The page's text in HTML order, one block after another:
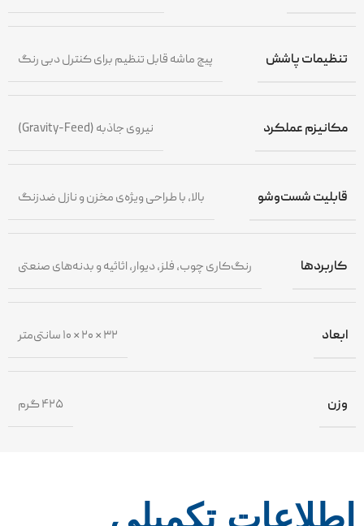
تنظیمات پاشش پیچ ماشه قابل تنظیم برای کنترل دبی رنگ
مکانیزم عملکرد نیروی جاذبه (Gravity-Feed)
قابلیت شست‌وشو بالا، با طراحی ویژه‌ی مخزن و نازل ضدزنگ
کاربردها رنگ‌کاری چوب، فلز، دیوار، اثاثیه و بدنه‌های صنعتی
ابعاد ۳۲ × ۲۰ × ۱۰ سانتی‌متر
وزن ۴۲۵ گرم
اطلاعات تکمیلی